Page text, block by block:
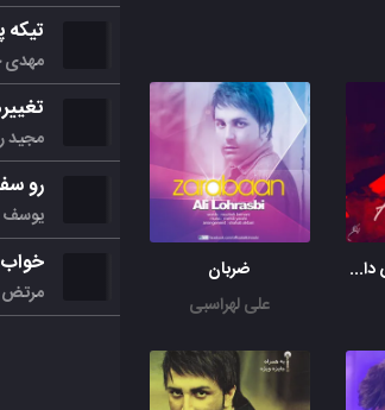
چه شبایی ریمیکس دایناتونیک
ضربان
علی لهراسبی
تیکه
مهدی
مجید
رو
یوسف
خواب
مرتض